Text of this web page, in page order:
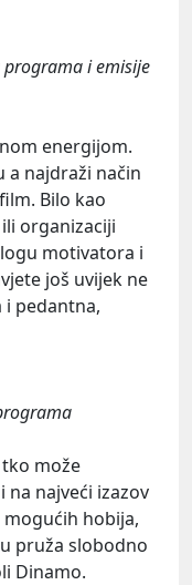
i emisije
energijom.
a najdraži način
Bilo kao
organizaciji
motivatora i
još uvijek ne
i pedantna,
može
na najveći izazov
hobija,
pruža slobodno
Dinamo.